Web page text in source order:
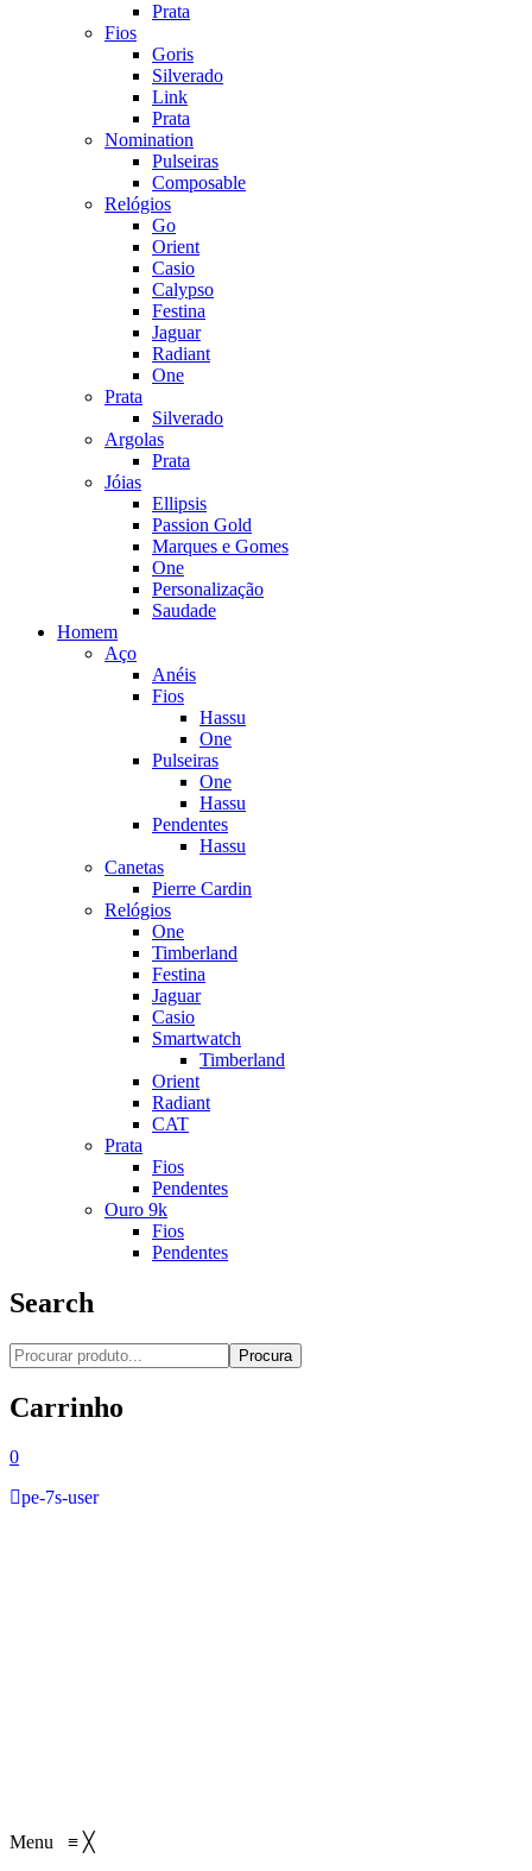
Prata
Fios
Goris
Silverado
Link
Prata
Nomination
Pulseiras
Composable
Relógios
Go
Orient
Casio
Calypso
Festina
Jaguar
Radiant
One
Prata
Silverado
Argolas
Prata
Jóias
Ellipsis
Passion Gold
Marques e Gomes
One
Personalização
Saudade
Homem
Aço
Anéis
Fios
Hassu
One
Pulseiras
One
Hassu
Pendentes
Hassu
Canetas
Pierre Cardin
Relógios
One
Timberland
Festina
Jaguar
Casio
Smartwatch
Timberland
Orient
Radiant
CAT
Prata
Fios
Pendentes
Ouro 9k
Fios
Pendentes
Search
Procura
Carrinho
0
pe-7s-user
Menu ≡ ╳